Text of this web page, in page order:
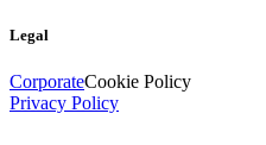
Legal
CorporateCookie Policy
Privacy Policy